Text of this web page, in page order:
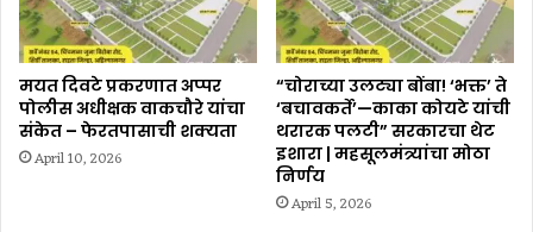
मयत दिवटे प्रकरणात अप्पर
पोलीस अधीक्षक वाकचौरे यांचा
संकेत – फेरतपासाची शक्यता
April 10, 2026
“चोराच्या उलट्या बोंबा! ‘भक्त’ ते
‘बचावकर्ते’—काका कोयटे यांची
थरारक पलटी” सरकारचा थेट
इशारा | महसूलमंत्र्यांचा मोठा
निर्णय
April 5, 2026